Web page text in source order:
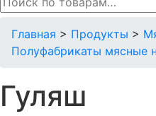
Главная > Продукты >
Полуфабрикаты мясные
Гуляш